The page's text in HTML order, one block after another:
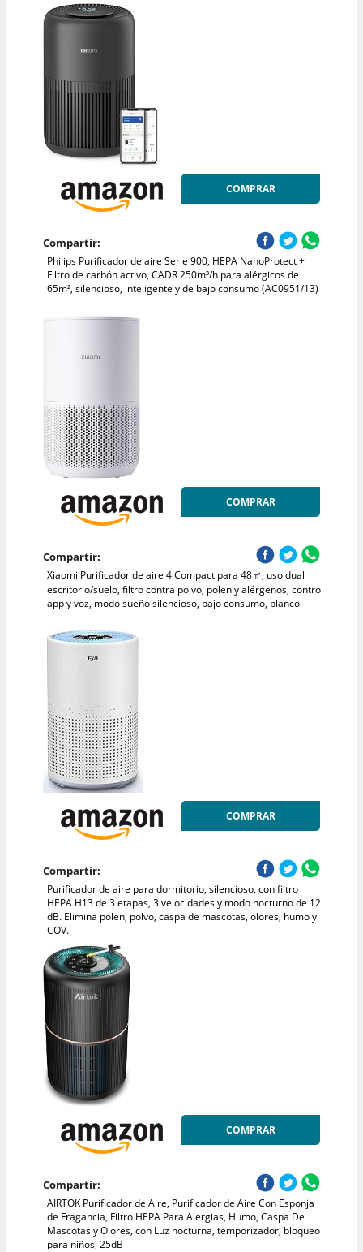
COMPRAR
Compartir:
Philips Purificador de aire Serie 900, HEPA NanoProtect +
Filtro de carbón activo, CADR 250m³/h para alérgicos de
65m², silencioso, inteligente y de bajo consumo (AC0951/13)
COMPRAR
Compartir:
Xiaomi Purificador de aire 4 Compact para 48㎡, uso dual
escritorio/suelo, filtro contra polvo, polen y alérgenos, control
app y voz, modo sueño silencioso, bajo consumo, blanco
COMPRAR
Compartir:
Purificador de aire para dormitorio, silencioso, con filtro
HEPA H13 de 3 etapas, 3 velocidades y modo nocturno de 12
dB. Elimina polen, polvo, caspa de mascotas, olores, humo y
COV.
COMPRAR
Compartir:
AIRTOK Purificador de Aire, Purificador de Aire Con Esponja
de Fragancia, Filtro HEPA Para Alergias, Humo, Caspa De
Mascotas y Olores, con Luz nocturna, temporizador, bloqueo
para niños, 25dB